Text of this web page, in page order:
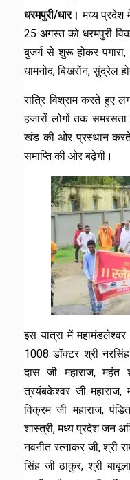
धरमपुरी/धार। मध्य प्रदेश
25 अगस्त को धरमपुरी
बुजर्ग से शुरू होकर पगारा,
धामनोद, बिखरोंन, सुंद्रेल
रात्रि विश्राम करते हुए
हजारों लोगों तक
खंड की ओर प्रस्थान
समाप्ति की ओर बढ़ेगी।
इस यात्रा में महामंडलेश्वर
1008 डॉक्टर श्री
दास जी महाराज, महंत
त्रयंबकेश्वर जी महाराज,
विक्रम जी महाराज,
शास्त्री, मध्य प्रदेश जन
नवनीत रत्नाकर जी, श्री
सिंह जी ठाकुर, श्री